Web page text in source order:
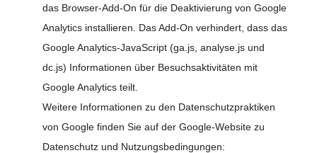
das Browser-Add-On für die Deaktivierung von Google
Analytics installieren. Das Add-On verhindert, dass das
Google Analytics-JavaScript (ga.js, analyse.js und
dc.js) Informationen über Besuchsaktivitäten mit
Google Analytics teilt.
Weitere Informationen zu den Datenschutzpraktiken
von Google finden Sie auf der Google-Website zu
Datenschutz und Nutzungsbedingungen: